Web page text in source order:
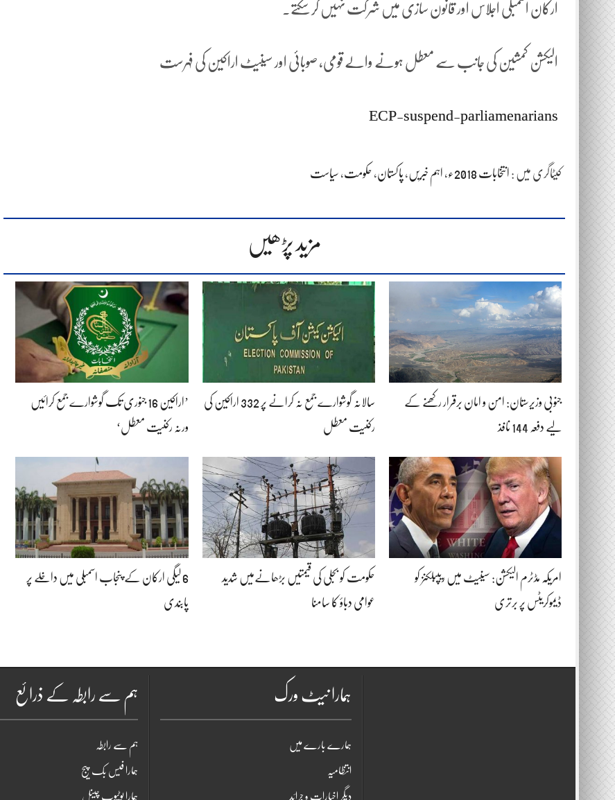
ارکان اسمبلی اجلاس اور قانون سازی میں شرکت نہیں کر سکتے۔
الیکشن کمشین کی جانب سے معطل ہونے والے قومی، صوبائی اور سینیٹ اراکین کی فہرست
ECP-suspend-parliamenarians
کیٹاگری میں : انتخابات 2018ء ، اہم خبریں ، پاکستان، حکومت، سیاست
مزید پڑھیں
جنوبی وزیرستان: امن و امان برقرار رکھنے کے
لیے دفعہ 144 نافذ
سالانہ گوشوارے جمع نہ کرانے پر 332 اراکین کی
رکنیت معطل
’اراکین 16 جنوری تک گوشوارے جمع کرائیں
ورنہ رکنیت معطل‘
امریکہ مڈٹرم الیکشن: سینیٹ میں ریپبلکنز کو
ڈیموکریٹس پر برتری
حکومت کو بجلی کی قیمتیں بڑھانےمیں شدید
عوامی دباؤ کا سامنا
6 لیگی ارکان کے پنجاب اسمبلی میں داخلے پر
پابندی
ہم سے رابطہ کے ذرائع
ہم سے رابطہ
ہمارا فیس بک پیج
ہمارا یوٹیوب چینل
ہمارا نیٹ ورک
ہمارے بارے میں
انتظامیہ
دیگر اخبارات و جرائد